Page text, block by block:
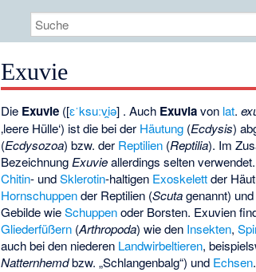
Exuvie
Die Exuvie ([ɛˈksuːvi̯ə] . Auch Exuviavon lat.
‚leere Hülle‘) ist die bei der Häutung (Ecdysis)
(Ecdysozoa) bzw. der Reptilien (Reptilia). Im
BezeichnungExuvieallerdings selten
Chitin- undSklerotin-haltigen Exoskelettder
Hornschuppender Reptilien (Scutagenannt)
Gebilde wieSchuppenoder Borsten. Exuvien
Gliederfüßern (Arthropoda) wie den Insekten,
auch bei den niederen Landwirbeltieren,
Natternhemdbzw. „Schlangenbalg“) und Echsen.